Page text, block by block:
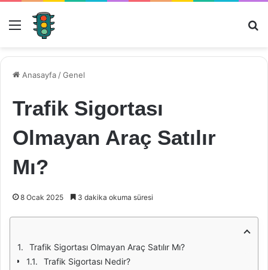
Menü
Anasayfa /Genel
Trafik Sigortası
Olmayan Araç Satılır
Mı?
8 Ocak 2025 3 dakika okuma süresi
Trafik Sigortası Olmayan Araç Satılır Mı?
Trafik Sigortası Nedir?